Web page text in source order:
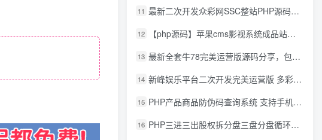
11 最新二次开发众彩网SSC整站PHP源码+WAP手机版+KJ采集器+集成云端在线充值
12 【php源码】苹果cms影视系统成品站打包+电影先生6.1.1模板优化版+15W+数据
13 最新全套牛78完美运营版源码分享，包含了资源组件+脚本程序
14 新峰娱乐平台二次开发完美运营版 多彩种多玩法 代理分红+积分兑换
15 PHP产品商品防伪码查询系统 支持手机防假验证网站建设 防伪码自动生成 批量导入
16 PHP三进三出股权拆分盘三盘分盘循环拆分系统源码